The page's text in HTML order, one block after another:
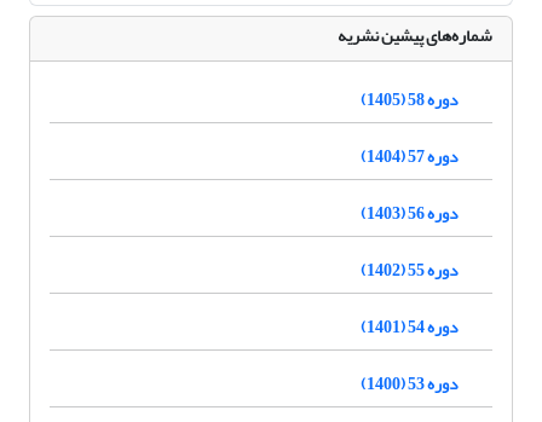
شماره‌های پیشین نشریه
دوره 58 (1405)
دوره 57 (1404)
دوره 56 (1403)
دوره 55 (1402)
دوره 54 (1401)
دوره 53 (1400)